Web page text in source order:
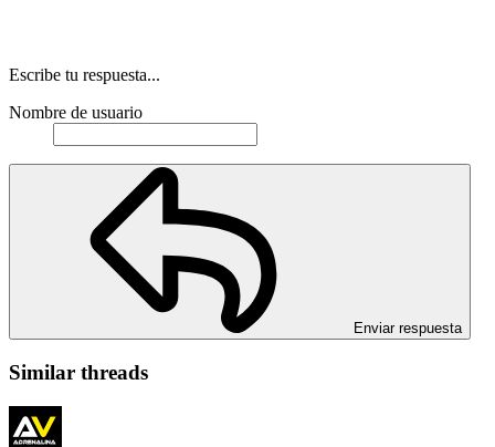
Escribe tu respuesta...
Nombre de usuario
Enviar respuesta
Similar threads